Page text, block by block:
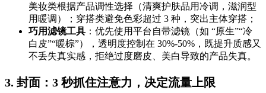
美妆类根据产品调性选择（清爽护肤品用冷调，滋润型
用暖调）；穿搭类避免色彩超过 3 种，突出主体穿搭；
巧用滤镜工具 ：优先使用平台自带滤镜（如 “原生”“冷
白皮”“暖棕”），透明度控制在 30%-50%，既提升质感又
不丢失真实感，拒绝过度磨皮、美白导致的产品失真。
3. 封面：3 秒抓住注意力，决定流量上限